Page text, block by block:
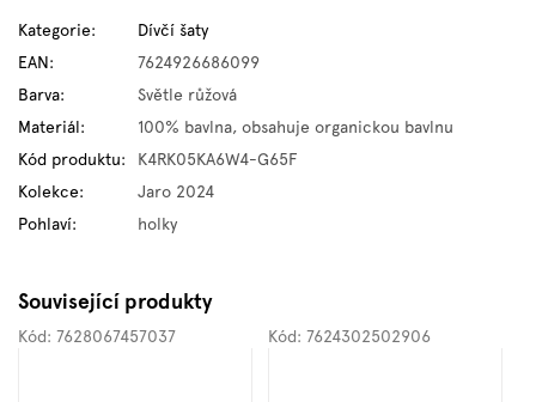
Kategorie:
Dívčí šaty
EAN:
7624926686099
Barva:
Světle růžová
Materiál:
100% bavlna, obsahuje organickou bavlnu
Kód produktu:
K4RK05KA6W4-G65F
Kolekce:
Jaro 2024
Pohlaví: holky
Související produkty
Kód: 7628067457037 Kód: 7624302502906